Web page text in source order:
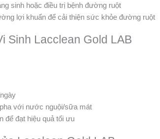
sinh hoặc điều trị bệnh đường ruột
lợi khuẩn để cải thiện sức khỏe đường ruột
Sinh Lacclean Gold LAB
với nước nguội/sữa mát
để đạt hiệu quả tối ưu